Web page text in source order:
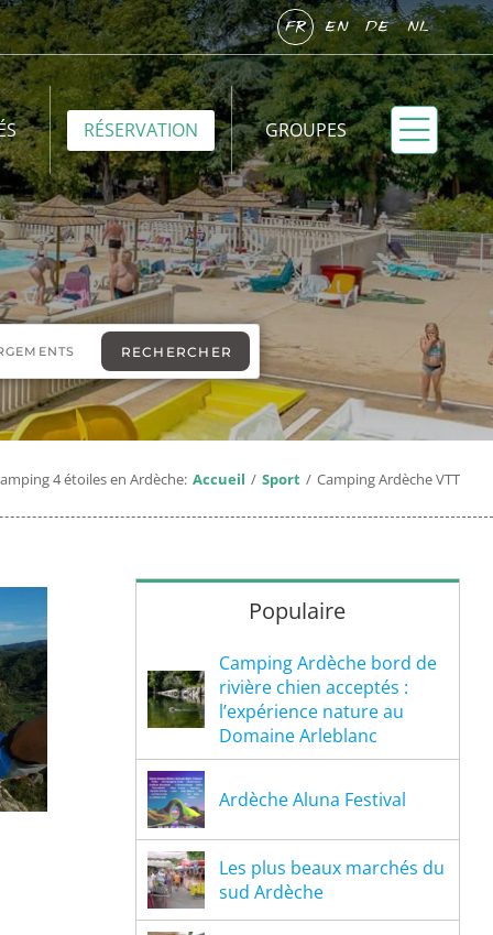
FR EN DE NL
RÉSERVATION GROUPES
4 étoiles en Ardèche: Accueil Sport Camping Ardèche VTT
Populaire
Camping Ardèche bord de
rivière chien acceptés :
l’expérience nature au
Domaine Arleblanc
Ardèche Aluna Festival
Les plus beaux marchés du
sud Ardèche